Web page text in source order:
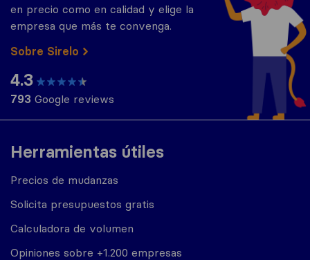
Herramientas útiles
Precios de mudanzas
Solicita presupuestos gratis
Calculadora de volumen
Opiniones sobre +1.200 empresas
en precio como en calidad y elige la
empresa que más te convenga.
Sobre Sirelo
4.3
793 Google reviews